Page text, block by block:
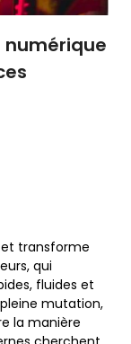
numérique
transforme
qui
fluides et
mutation,
la manière